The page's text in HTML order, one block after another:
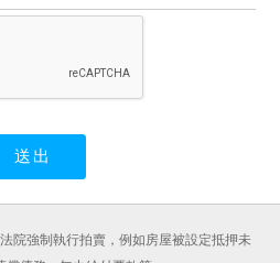
院強制執行拍賣，例如房屋被設定抵押未